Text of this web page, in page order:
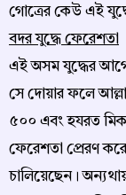
গোত্রের কেউ এই
বদর যুদ্ধে ফেরেশতা
এই অসম যুদ্ধের
সে দোয়ার ফলে
৫০০ এবং হযরত
ফেরেশতা প্রেরণ
চালিয়েছেন।